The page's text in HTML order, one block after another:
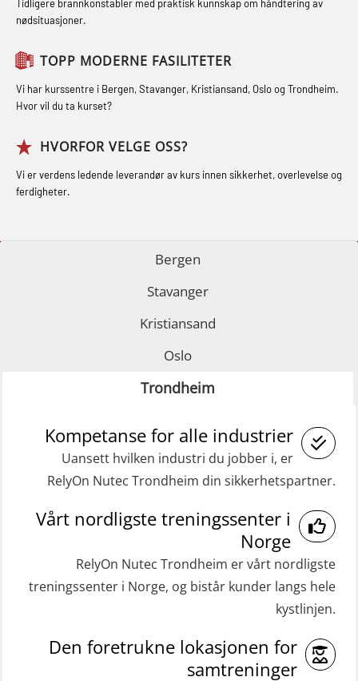
GOC sertifikat repetisjon (GMDSS)
(MRC102)
GSK Sikkerhetskurs offshore for
oljearbeidere (OBS1055)
GWO: BST – Offshore (Blended with
(RBSBLE018)
GWO: BST – Onshore (Blended: e-
learning practical) (RBSBLE002)
GWO: BST Refresher – Offshore
(Blended with Adaptive e-learning +
(Blended with Adaptive e-learning
practical) (RBSBLE026)
GWO: BST Refresher – Onshore
(Blended: e-learning practical)
(RBSBLE009)
Gass kurs H2S (OSP105)
Grunnleggende sikkerhetskurs –
beredskapspersonell med E-læring
(MBS114)
STCW Medisinsk førstehjelp (MFA1081)
STCW Medisinsk førstehjelp
oppdatering (MBSBLE025)
STCW Oppdatering Medisinsk
Påbygging fra Offshore Norge til
Fallsikring (FAR108)
GOC sertifikat grunnleggende
(GMDSS) (MRC101)
GOC sertifikat repetisjon (GMDSS)
inkl. brannslukning (FSC121)
Medisinsk behandling 40 t (MFA104)
Oppdatering medisinsk behandling 8
ROC sertifikat grunnleggende
ROC sertifikat repetisjon (GMDSS)
(ORC103)
Ulykkesgransking – Webinar (LSP103)
(LFI100)
Tidligere brannkonstabler med praktisk kunnskap om håndtering av
nødsituasjoner.
TOPP MODERNE FASILITETER
Vi har kurssentre i Bergen, Stavanger, Kristiansand, Oslo og Trondheim.
Hvor vil du ta kurset?
HVORFOR VELGE OSS?
Vi er verdens ledende leverandør av kurs innen sikkerhet, overlevelse og
ferdigheter.
Bergen
Stavanger
Kristiansand
Oslo
Trondheim
Kompetanse for alle industrier
Uansett hvilken industri du jobber i, er
RelyOn Nutec Trondheim din sikkerhetspartner.
Vårt nordligste treningssenter i
Norge
RelyOn Nutec Trondheim er vårt nordligste
treningssenter i Norge, og bistår kunder langs hele
kystlinjen.
Den foretrukne lokasjonen for
samtreninger